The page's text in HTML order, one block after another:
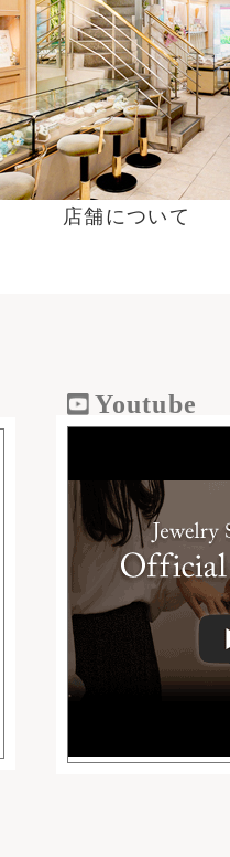
店舗について
Youtube